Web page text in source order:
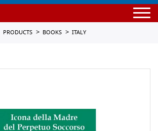
PRODUCTS BOOKS ITALY